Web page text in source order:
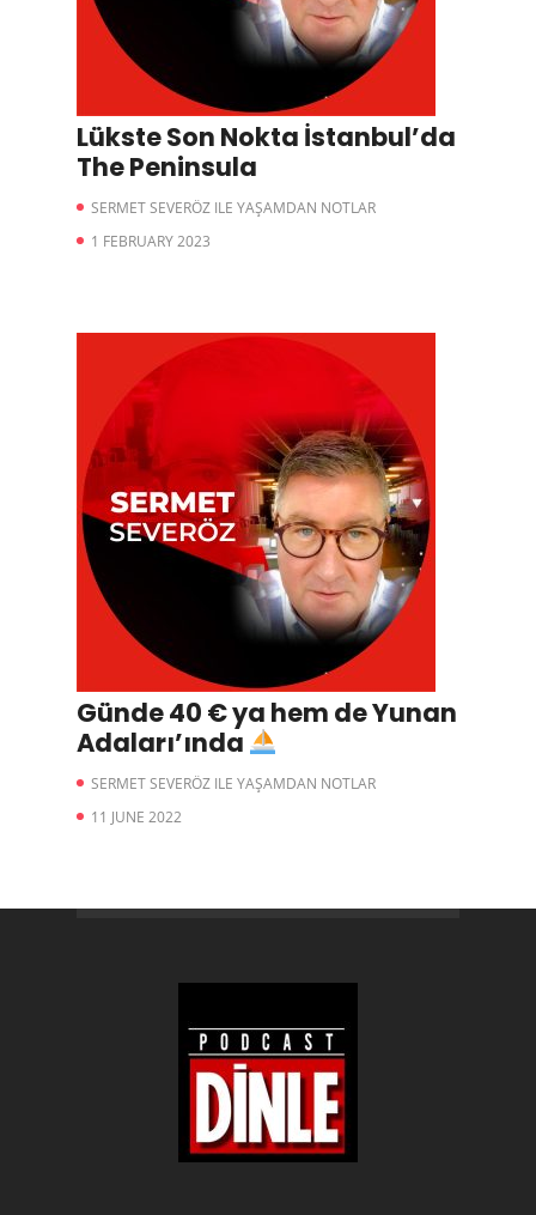
Lükste Son Nokta İstanbul’da
The Peninsula
SERMET SEVERÖZ ILE YAŞAMDAN NOTLAR
1 FEBRUARY 2023
Günde 40 € ya hem de Yunan
Adaları’ında
SERMET SEVERÖZ ILE YAŞAMDAN NOTLAR
11 JUNE 2022